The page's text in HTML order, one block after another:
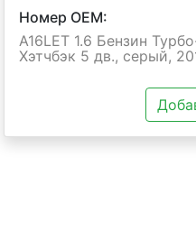
Номер OEM:
A16LET 1.6 Бензин
Хэтчбэк 5 дв., серый,